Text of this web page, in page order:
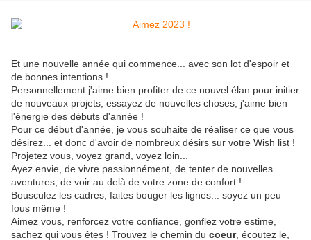
Et une nouvelle année qui commence... avec son lot d'espoir et
de bonnes intentions !
Personnellement j'aime bien profiter de ce nouvel élan pour initier
de nouveaux projets, essayez de nouvelles choses, j'aime bien
l'énergie des débuts d'année !
Pour ce début d'année, je vous souhaite de réaliser ce que vous
désirez... et donc d'avoir de nombreux désirs sur votre Wish list !
Projetez vous, voyez grand, voyez loin...
Ayez envie, de vivre passionnément, de tenter de nouvelles
aventures, de voir au delà de votre zone de confort !
Bousculez les cadres, faites bouger les lignes... soyez un peu
fous même !
Aimez vous, renforcez votre confiance, gonflez votre estime,
sachez qui vous êtes ! Trouvez le chemin du coeur, écoutez le,